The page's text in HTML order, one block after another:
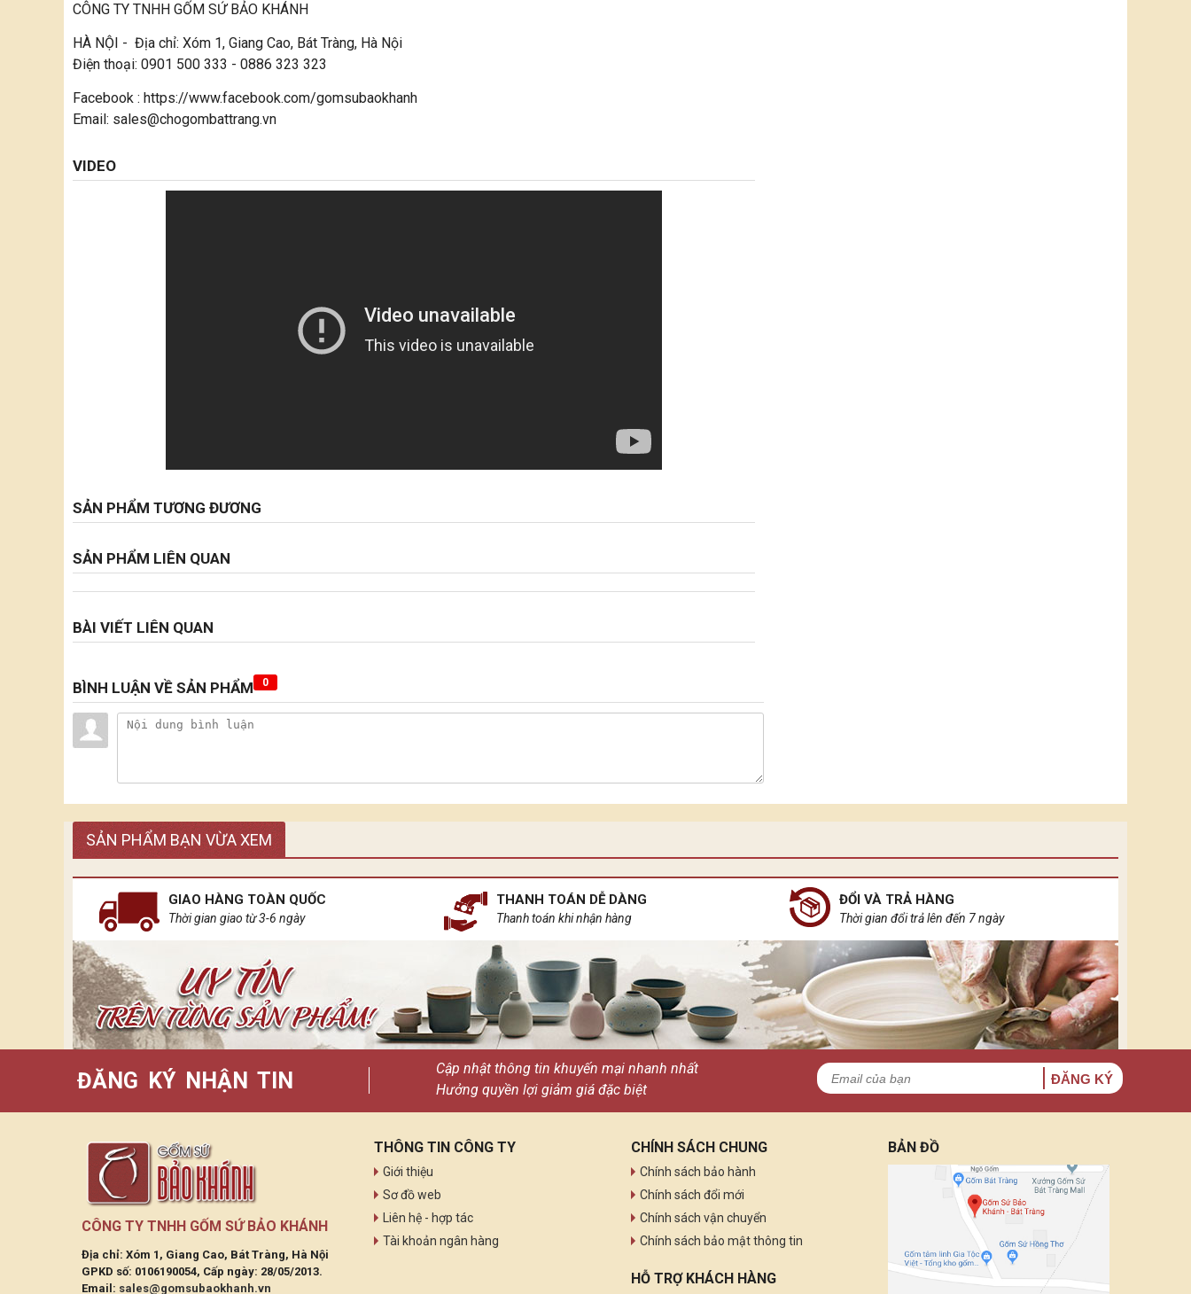
CÔNG TY TNHH GỐM SỨ BẢO KHÁNH
HÀ NỘI - Địa chỉ: Xóm 1, Giang Cao, Bát Tràng, Hà Nội
Điện thoại: 0901 500 333 - 0886 323 323
Facebook : https://www.facebook.com/gomsubaokhanh
Email: sales@chogombattrang.vn
VIDEO
SẢN PHẨM TƯƠNG ĐƯƠNG
SẢN PHẨM LIÊN QUAN
BÀI VIẾT LIÊN QUAN
BÌNH LUẬN VỀ SẢN PHẨM 0
SẢN PHẨM BẠN VỪA XEM
GIAO HÀNG TOÀN QUỐC
Thời gian giao từ 3-6 ngày
THANH TOÁN DỄ DÀNG
Thanh toán khi nhận hàng
ĐỔI VÀ TRẢ HÀNG
Thời gian đổi trả lên đến 7 ngày
ĐĂNG KÝ NHẬN TIN
Cập nhật thông tin khuyến mại nhanh nhất
Hưởng quyền lợi giảm giá đặc biệt
ĐĂNG KÝ
CÔNG TY TNHH GỐM SỨ BẢO KHÁNH
Địa chỉ: Xóm 1, Giang Cao, Bát Tràng, Hà Nội
GPKD số: 0106190054, Cấp ngày: 28/05/2013.
Email: sales@gomsubaokhanh.vn
THÔNG TIN CÔNG TY
Giới thiệu
Sơ đồ web
Liên hệ - hợp tác
Tài khoản ngân hàng
CHÍNH SÁCH CHUNG
Chính sách bảo hành
Chính sách đổi mới
Chính sách vận chuyển
Chính sách bảo mật thông tin
HỖ TRỢ KHÁCH HÀNG
BẢN ĐỒ